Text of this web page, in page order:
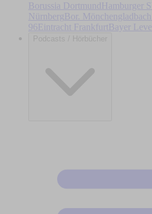
Borussia DortmundHamburger
Nürnberg Bor. Mönchengladbach
96Eintracht Frankfurt Bayer
Podcasts / Hörbücher